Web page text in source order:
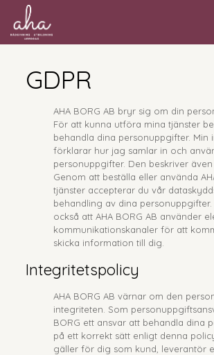
GDPR
AHA BORG AB bryr sig om din
För att kunna utföra mina tjänster
behandla dina personuppgifter. Min
förklarar hur jag samlar in och
personuppgifter. Den beskriver
Genom att beställa eller använda
tjänster accepterar du vår
behandling av dina
också att AHA BORG AB använder
kommunikationskanaler för att
skicka information till dig.
Integritetspolicy
AHA BORG AB värnar om den
integriteten. Som
BORG ett ansvar att behandla dina
på ett korrekt sätt enligt denna
gäller för dig som kund, leverantör